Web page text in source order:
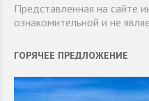
Представленная на сайте
ознакомительной и не
ГОРЯЧЕЕ ПРЕДЛОЖЕНИЕ